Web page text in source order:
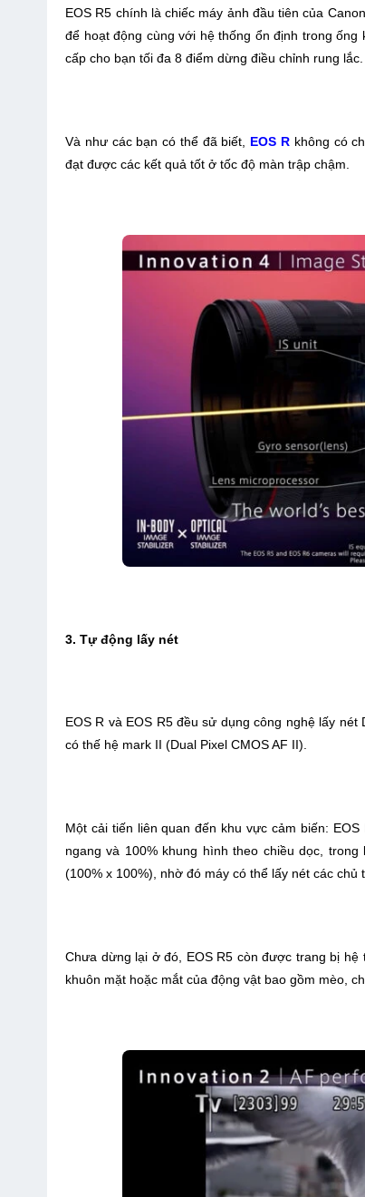
EOS R5 chính là chiếc máy ảnh đầu tiên của
để hoạt động cùng với hệ thống ổn định trong
cấp cho bạn tối đa 8 điểm dừng điều chỉnh rung lắc.
Và như các bạn có thể đã biết, EOS Rkhông có
đạt được các kết quả tốt ở tốc độ màn trập chậm.
3. Tự động lấy nét
EOS R và EOS R5 đều sử dụng công nghệ lấy
có thế hệ mark II (Dual Pixel CMOS AF II).
Một cải tiến liên quan đến khu vực cảm biến:
ngang và 100% khung hình theo chiều dọc,
(100% x 100%), nhờ đó máy có thể lấy nét các chủ
Chưa dừng lại ở đó, EOS R5 còn được trang bị hệ
khuôn mặt hoặc mắt của động vật bao gồm mèo,